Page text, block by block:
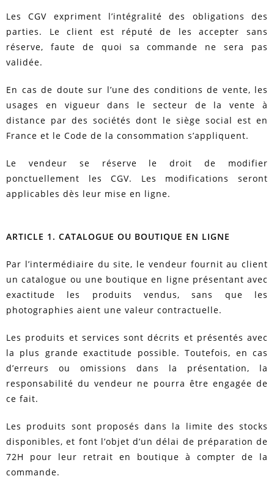
Les CGV expriment l’intégralité des obligations des
parties. Le client est réputé de les accepter sans
réserve, faute de quoi sa commande ne sera pas
validée.
En cas de doute sur l’une des conditions de vente, les
usages en vigueur dans le secteur de la vente à
distance par des sociétés dont le siège social est en
France et le Code de la consommation s’appliquent.
Le vendeur se réserve le droit de modifier
ponctuellement les CGV. Les modifications seront
applicables dès leur mise en ligne.
ARTICLE 1. CATALOGUE OU BOUTIQUE EN LIGNE
Par l’intermédiaire du site, le vendeur fournit au client
un catalogue ou une boutique en ligne présentant avec
exactitude les produits vendus, sans que les
photographies aient une valeur contractuelle.
Les produits et services sont décrits et présentés avec
la plus grande exactitude possible. Toutefois, en cas
d’erreurs ou omissions dans la présentation, la
responsabilité du vendeur ne pourra être engagée de
ce fait.
Les produits sont proposés dans la limite des stocks
disponibles, et font l’objet d’un délai de préparation de
72H pour leur retrait en boutique à compter de la
commande.